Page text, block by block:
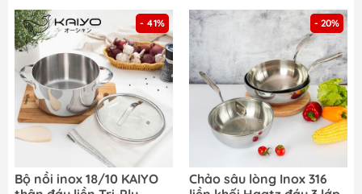
- 41%
Bộ nồi inox 18/10 KAIYO
- 20%
Chảo sâu lòng Inox 316